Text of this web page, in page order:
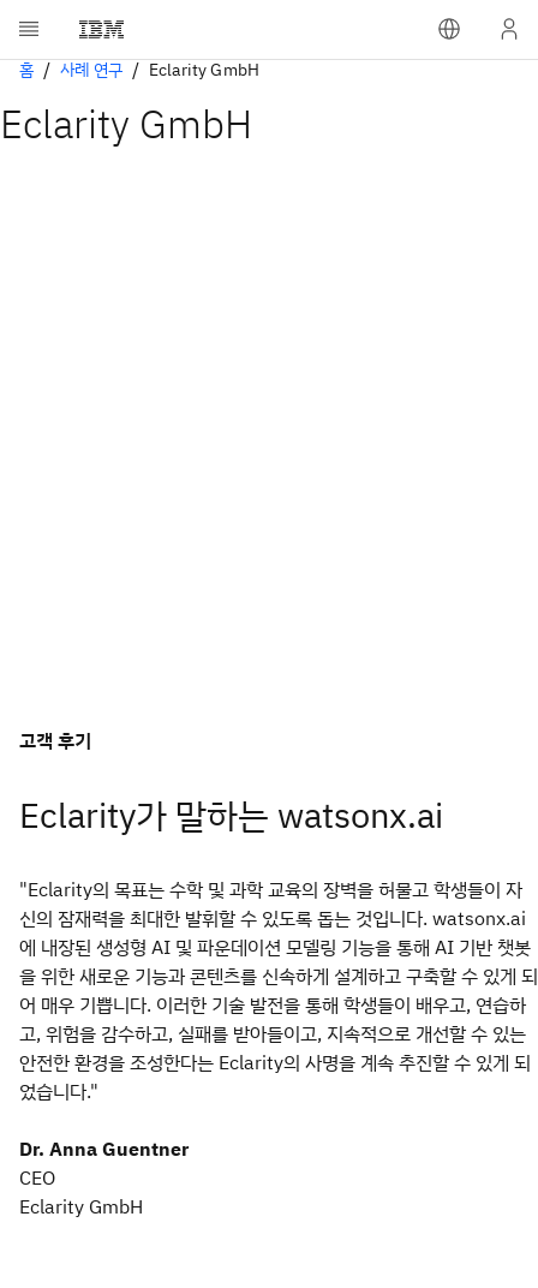
홈 사례 연구 Eclarity GmbH
Eclarity GmbH
고객 후기
Eclarity가 말하는 watsonx.ai
"Eclarity의 목표는 수학 및 과학 교육의 장벽을 허물고 학생들이 자
신의 잠재력을 최대한 발휘할 수 있도록 돕는 것입니다. watsonx.ai
에 내장된 생성형 AI 및 파운데이션 모델링 기능을 통해 AI 기반 챗봇
을 위한 새로운 기능과 콘텐츠를 신속하게 설계하고 구축할 수 있게 되
어 매우 기쁩니다. 이러한 기술 발전을 통해 학생들이 배우고, 연습하
고, 위험을 감수하고, 실패를 받아들이고, 지속적으로 개선할 수 있는
안전한 환경을 조성한다는 Eclarity의 사명을 계속 추진할 수 있게 되
었습니다."
Dr. Anna Guentner
CEO
Eclarity GmbH